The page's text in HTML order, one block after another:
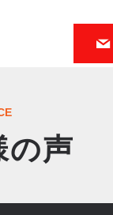
の声